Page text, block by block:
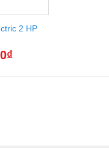
2 HP
₫